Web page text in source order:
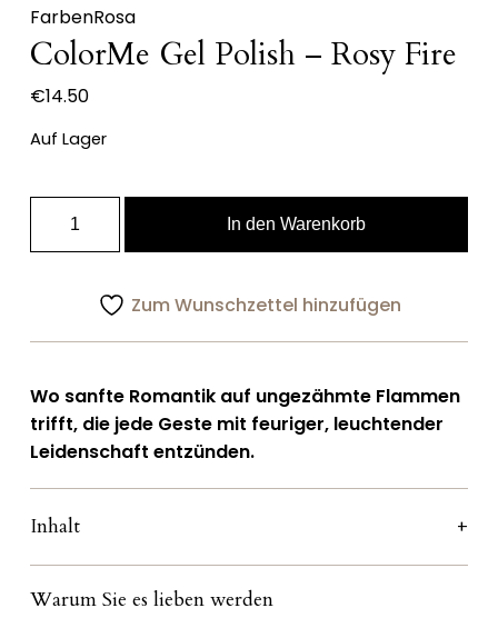
FarbenRosa
ColorMe Gel Polish – Rosy Fire
€14.50
Auf Lager
Fire
In den Warenkorb
Wo sanfte Romantik auf ungezähmte Flammen
trifft, die jede Geste mit feuriger, leuchtender
Leidenschaft entzünden.
Zum Wunschzettel hinzufügen
Warum Sie es lieben werden
Inhalt